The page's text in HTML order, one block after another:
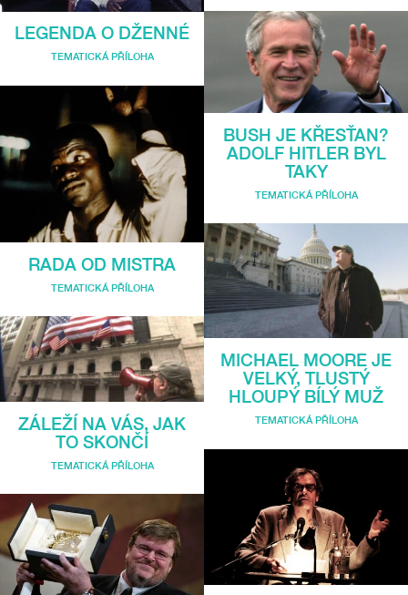
LEGENDA O DŽENNÉ
TEMATICKÁ PŘÍLOHA
RADA OD MISTRA
TEMATICKÁ PŘÍLOHA
ZÁLEŽÍ NA VÁS, JAK
TO SKONČÍ
TEMATICKÁ PŘÍLOHA
BUSH JE KŘESŤAN?
ADOLF HITLER BYL
TAKY
TEMATICKÁ PŘÍLOHA
MICHAEL MOORE JE
VELKÝ, TLUSTÝ
HLOUPÝ BÍLÝ MUŽ
TEMATICKÁ PŘÍLOHA